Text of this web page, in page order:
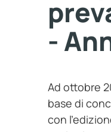
-
Ad ottobre
base di
con